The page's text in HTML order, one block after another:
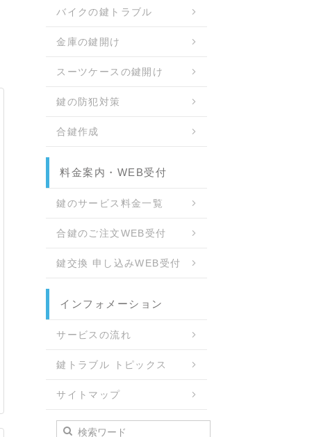
バイクの鍵トラブル
金庫の鍵開け
スーツケースの鍵開け
鍵の防犯対策
合鍵作成
料金案内・WEB受付
鍵のサービス料金一覧
合鍵のご注文WEB受付
鍵交換 申し込みWEB受付
インフォメーション
サービスの流れ
鍵トラブル トピックス
サイトマップ